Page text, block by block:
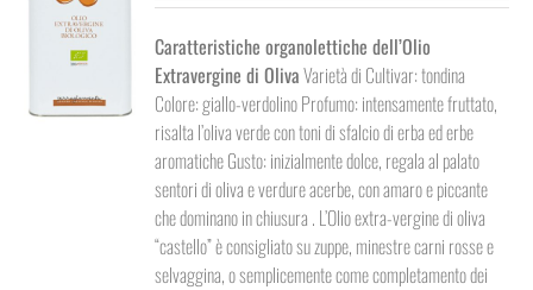
essere
scelte
nella
pagina
del
prodotto
Caratteristiche organolettiche dell’Olio
Extravergine di OlivaVarietà di Cultivar: tondina
Colore: giallo-verdolino Profumo: intensamente fruttato,
risalta l’oliva verde con toni di sfalcio di erba ed erbe
aromatiche Gusto: inizialmente dolce, regala al palato
sentori di oliva e verdure acerbe, con amaro e piccante
che dominano in chiusura . L’Olio extra-vergine di oliva
“castello” è consigliato su zuppe, minestre carni rosse e
selvaggina, o semplicemente come completamento dei